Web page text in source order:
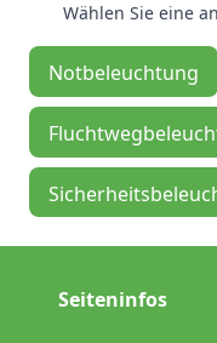
Wählen Sie eine
Notbeleuchtung
Seiteninfos